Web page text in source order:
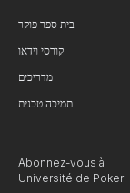
בית ספר פוקר
קורסי וידאו
מדריכים
תמיכה טכנית
Abonnez-vous à
Université de Poker